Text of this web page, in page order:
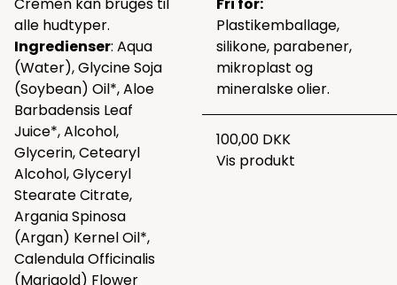
alle hudtyper.
Ingredienser: Aqua
(Water), Glycine Soja
(Soybean) Oil*, Aloe
Barbadensis Leaf
Juice*, Alcohol,
Glycerin, Cetearyl
Alcohol, Glyceryl
Stearate Citrate,
Argania Spinosa
(Argan) Kernel Oil*,
Calendula Officinalis
(Marigold) Flower
Plastikemballage,
silikone, parabener,
mikroplast og
mineralske olier.
100,00 DKK
Vis produkt